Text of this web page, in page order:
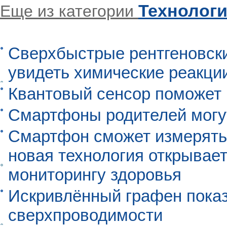
Еще из категории
Сверхбыстрые
увидеть химические
Квантовый сенсор
Смартфоны родителей
Смартфон сможет
новая технология
мониторингу здоровья
Искривлённый графен
сверхпроводимости